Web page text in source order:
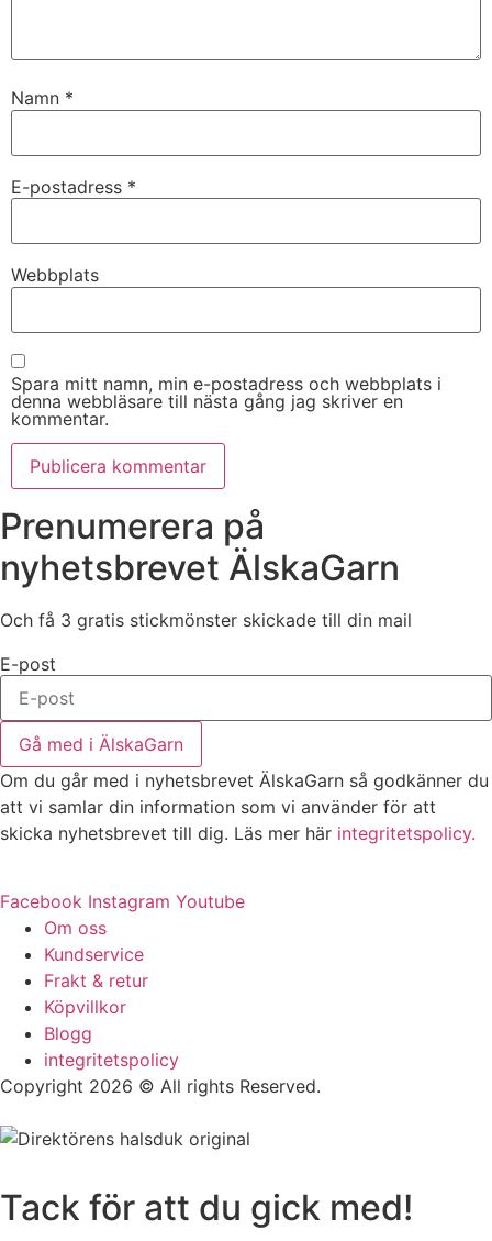
Namn *
E-postadress *
Webbplats
Spara mitt namn, min e-postadress och webbplats i
denna webbläsare till nästa gång jag skriver en
kommentar.
Prenumerera på
nyhetsbrevet ÄlskaGarn
Och få 3 gratis stickmönster skickade till din mail
E-post
Gå med i ÄlskaGarn
Om du går med i nyhetsbrevet ÄlskaGarn så godkänner du
att vi samlar din information som vi använder för att
skicka nyhetsbrevet till dig. Läs mer här integritetspolicy.
Facebook Instagram Youtube
Om oss
Kundservice
Frakt & retur
Köpvillkor
Blogg
integritetspolicy
Copyright 2026 © All rights Reserved.
Tack för att du gick med!